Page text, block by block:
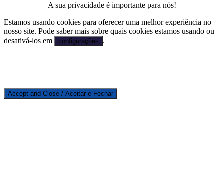
A sua privacidade é importante para nós!
Estamos usando cookies para oferecer uma melhor experiência no
nosso site. Pode saber mais sobre quais cookies estamos usando ou
desativá-los em
configurações .
Accept and Close / Aceitar e Fechar